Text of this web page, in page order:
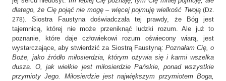
dlatego, że Cię pojąć nie mogę – więcej pojmuję wielkość Twoją (Dz.
278) . Siostra Faustyna doświadczała tej prawdy, że Bóg jest
tajemnicą, której nie może przeniknąć ludzki rozum. Ale już to
poznanie, które daje człowiekowi rozum oświecony wiarą, jest
wystarczające, aby stwierdzić za Siostrą Faustyną: Poznałam Cię, o
Boże, jako źródło miłosierdzia, którym ożywia się i karmi wszelka
dusza. O, jak wielkie jest miłosierdzie Pańskie, ponad wszystkie
przymioty Jego. Miłosierdzie jest największym przymiotem Boga,